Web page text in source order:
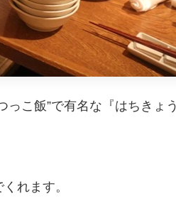
こ飯”で有名な『はちきょ
れます。